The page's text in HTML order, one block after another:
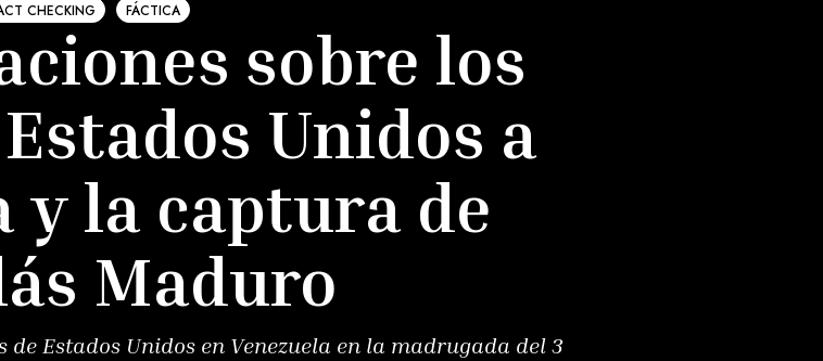
CHECKING FÁCTICA
sobre los
Unidos a
y la captura de
Maduro
Estados Unidos en Venezuela en la madrugada del 3